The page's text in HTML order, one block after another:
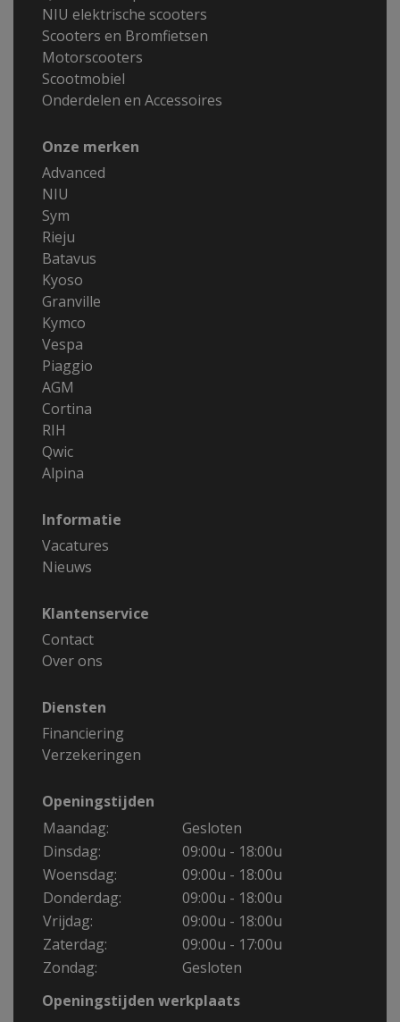
NIU elektrische scooters
Scooters en Bromfietsen
Motorscooters
Scootmobiel
Onderdelen en Accessoires
Onze merken
Advanced
NIU
Sym
Rieju
Batavus
Kyoso
Granville
Kymco
Vespa
Piaggio
AGM
Cortina
RIH
Qwic
Alpina
Informatie
Vacatures
Nieuws
Klantenservice
Contact
Over ons
Diensten
Financiering
Verzekeringen
Openingstijden
Maandag:
Gesloten
Dinsdag:
09:00u - 18:00u
Woensdag:
09:00u - 18:00u
Donderdag:
09:00u - 18:00u
Vrijdag:
09:00u - 18:00u
Zaterdag:
09:00u - 17:00u
Zondag:
Gesloten
Openingstijden werkplaats